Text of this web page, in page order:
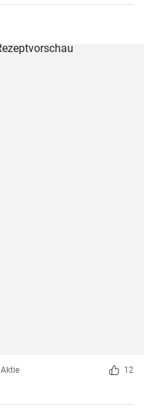
Aktie 12